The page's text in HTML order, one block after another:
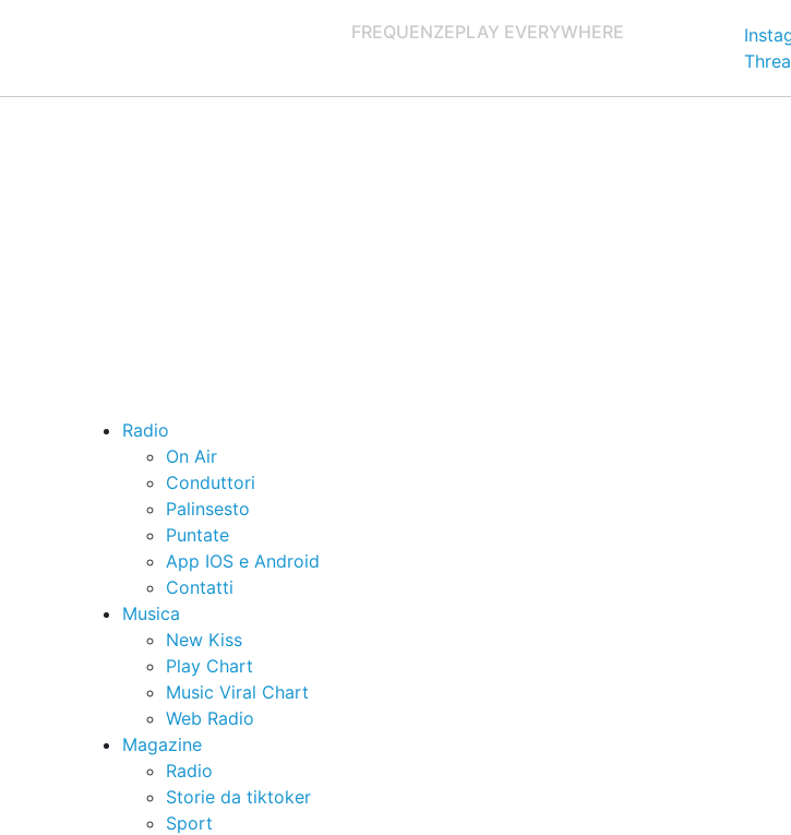
FREQUENZEPLAY EVERYWHERE
Radio
On Air
Conduttori
Palinsesto
Puntate
App IOS e Android
Contatti
Musica
New Kiss
Play Chart
Music Viral Chart
Web Radio
Magazine
Radio
Storie da tiktoker
Sport